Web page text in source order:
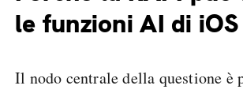
le funzioni AI di
Il nodo centrale della questione è